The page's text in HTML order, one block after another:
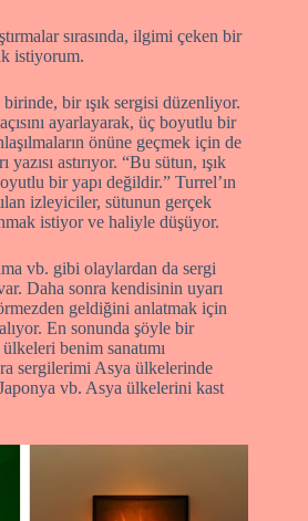
sırasında, ilgimi çeken bir
istiyorum.
bir ışık sergisi düzenliyor.
ayarlayarak, üç boyutlu bir
önüne geçmek için de
astırıyor. “Bu sütun, ışık
bir yapı değildir.” Turrel’ın
izleyiciler, sütunun gerçek
istiyor ve haliyle düşüyor.
vb. gibi olaylardan da sergi
Daha sonra kendisinin uyarı
geldiğini anlatmak için
En sonunda şöyle bir
benim sanatımı
sergilerimi Asya ülkelerinde
vb. Asya ülkelerini kast